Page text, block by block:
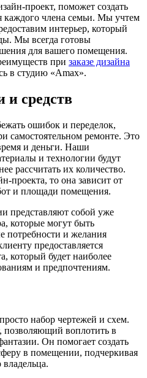
проект, поможет создать
каждого члена семьи. Мы учтем
интерьер, который
Мы всегда готовы
для вашего помещения.
при заказе дизайна
в студию «Amax».
и средств
ошибок и переделок,
самостоятельном ремонте. Это
и деньги. Наши
и технологии будут
рассчитать их количество.
проекта, то она зависит от
и площади помещения.
представляют собой уже
которые могут быть
потребности и желания
предоставляется
который будет наиболее
и предпочтениям.
набор чертежей и схем.
воплотить в
Он помогает создать
в помещении, подчеркивая